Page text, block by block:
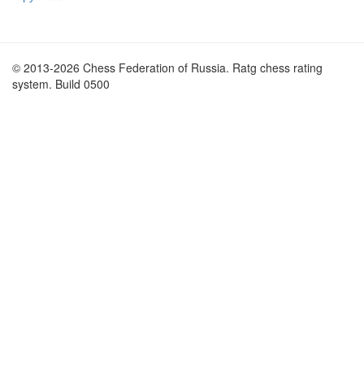
© 2013-2026 Chess Federation of Russia. Ratg chess rating
system. Build 0500